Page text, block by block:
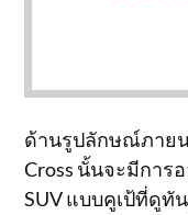
ด้านรูปลักษณ์ภายน
Cross นั้นจะมีกา
SUV แบบคูเป้ที่ดูทั